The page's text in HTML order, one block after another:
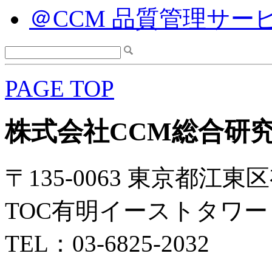
＠CCM 品質管理サー
PAGE TOP
株式会社CCM総合研
〒135-0063 東京都江東
TOC有明イーストタワ
TEL：03-6825-2032